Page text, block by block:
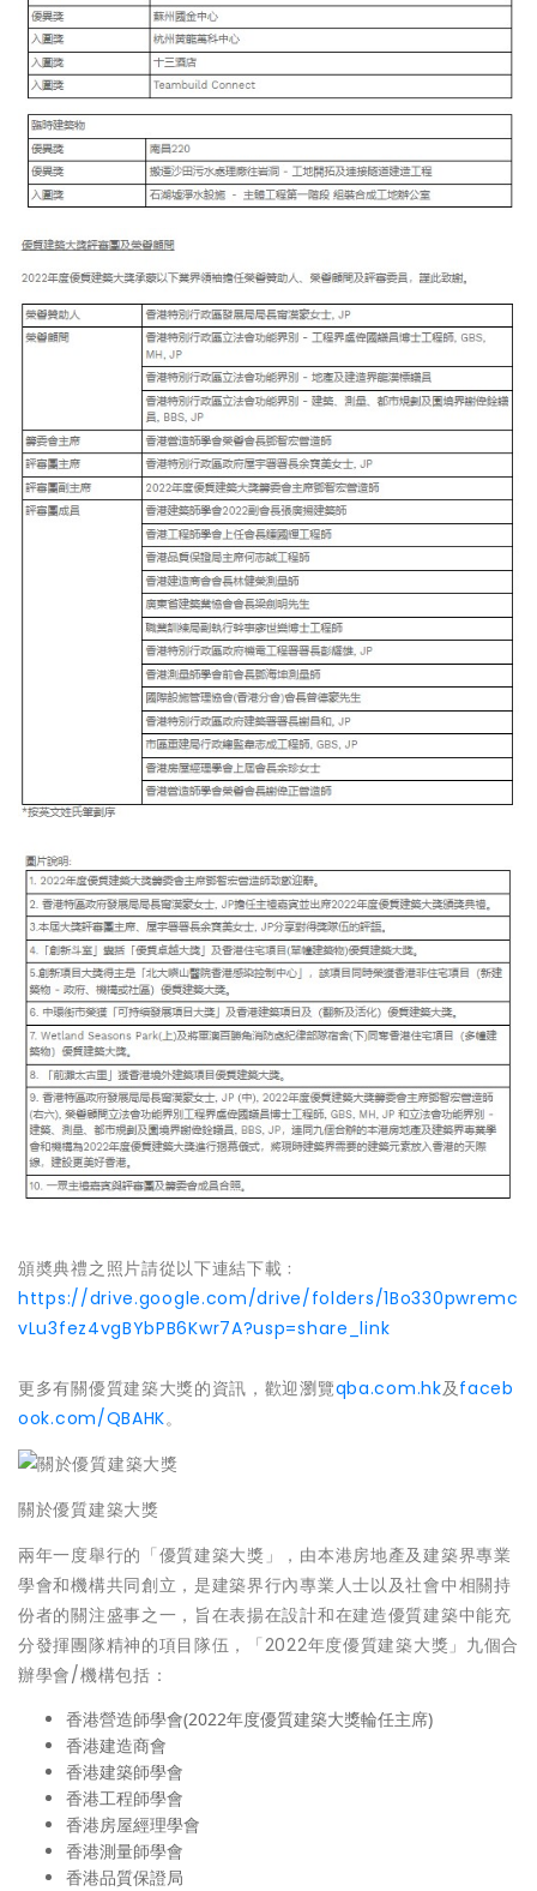
頒奬典禮之照片請從以下連結下載﹕
https://drive.google.com/drive/folders/1Bo330pwremc
vLu3fez4vgBYbPB6Kwr7A?usp=share_link
更多有關優質建築大獎的資訊，歡迎瀏覽qba.com.hk及faceb
ook.com/QBAHK。
關於優質建築大獎
兩年一度舉行的「優質建築大獎」，由本港房地產及建築界專業
學會和機構共同創立，是建築界行內專業人士以及社會中相關持
份者的關注盛事之一，旨在表揚在設計和在建造優質建築中能充
分發揮團隊精神的項目隊伍，「2022年度優質建築大獎」九個合
辦學會/機構包括：
香港營造師學會(2022年度優質建築大獎輪任主席)
香港建造商會
香港建築師學會
香港工程師學會
香港房屋經理學會
香港測量師學會
香港品質保證局